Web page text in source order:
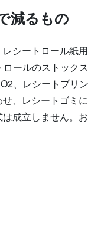
減るもの
シートロール紙
ールのストック
、レシートプリ
、レシートゴミ
成立しません。